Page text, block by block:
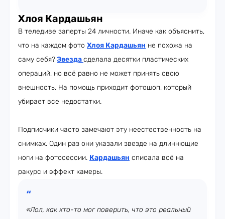
Хлоя Кардашьян
В теледиве заперты 24 личности. Иначе как объяснить,
что на каждом фото Хлоя Кардашьян не похожа на
саму себя?Звездасделала десятки пластических
операций, но всё равно не может принять свою
внешность. На помощь приходит фотошоп, который
убирает все недостатки.
Подписчики часто замечают эту неестественность на
снимках. Один раз они указали звезде на длиннющие
ноги на фотосессии. Кардашьян списала всё на
ракурс и эффект камеры.
«Лол, как кто-то мог поверить, что это реальный